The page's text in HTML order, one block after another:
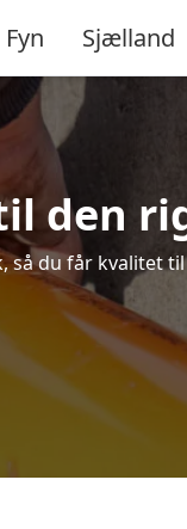
Fyn Sjælland
den
du får kvalitet